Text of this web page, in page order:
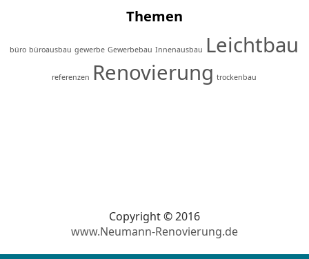
Themen
büro büroausbau gewerbe Gewerbebau Innenausbau Leichtbau
referenzen Renovierung trockenbau
Copyright © 2016
www.Neumann-Renovierung.de